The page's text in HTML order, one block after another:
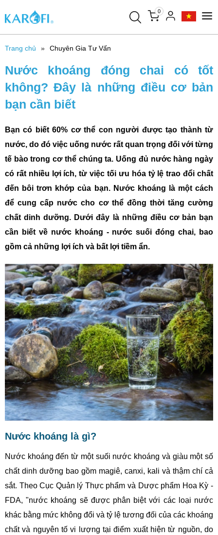
0
Trang chủ Chuyên Gia Tư Vấn
Nước khoáng đóng chai có tốt
không? Đây là những điều cơ bản
bạn cần biết
Bạn có biết 60% cơ thể con người được tạo thành từ
nước, do đó việc uống nước rất quan trọng đối với từng
tế bào trong cơ thể chúng ta. Uống đủ nước hàng ngày
có rất nhiều lợi ích, từ việc tối ưu hóa tỷ lệ trao đổi chất
đến bôi trơn khớp của bạn. Nước khoáng là một cách
để cung cấp nước cho cơ thể đồng thời tăng cường
chất dinh dưỡng. Dưới đây là những điều cơ bản bạn
cần biết về nước khoáng - nước suối đóng chai, bao
gồm cả những lợi ích và bất lợi tiềm ẩn.
Nước khoáng là gì?
Nước khoáng đến từ một suối nước khoáng và giàu một số
chất dinh dưỡng bao gồm magiê, canxi, kali và thậm chí cả
sắt. Theo Cục Quản lý Thực phẩm và Dược phẩm Hoa Kỳ -
FDA, "nước khoáng sẽ được phân biệt với các loại nước
khác bằng mức không đổi và tỷ lệ tương đối của các khoáng
chất và nguyên tố vi lượng tại điểm xuất hiện từ nguồn, do